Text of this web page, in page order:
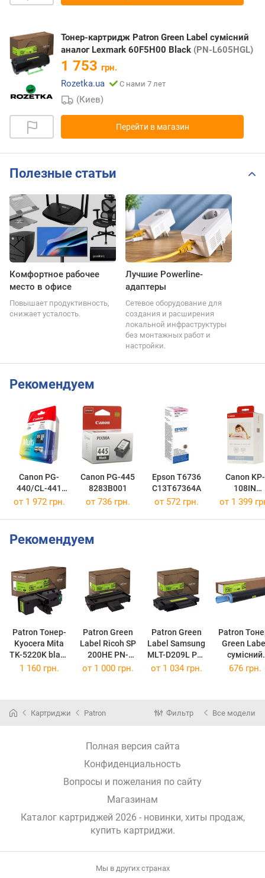
Тонер-картридж Patron Green Label сумісний
аналог Lexmark 60F5H00 Black (PN-L605HGL)
1 753 грн.
Rozetka.ua
С нами 7 лет
(Киев)
Перейти в магазин
Полезные статьи
Комфортное рабочее
место в офисе
Повышает продуктивность,
снижает усталость.
Лучшие Powerline-
адаптеры
Сетевое оборудование для
создания и расширения
локальной инфраструктуры
без монтажных работ и
настройки.
Рекомендуем
Canon PG-
440/CL-441
MULTI
Canon PG-445
8283B001
Epson T6736
C13T67364A
Canon KP-
108IN
3115B001
от 1 972 грн. от 736 грн. от 572 грн. от 1 399
Рекомендуем
Patron Тонер-
Kyocera Mita
TK-5220K black
Green Label
Patron Green
Label Ricoh SP
200HE PN-
SP200HEGL
Patron Green
Label Samsung
MLT-D209L PN-
D209LGL
Patron
Green
сумісний
аналог
1 160 грн. от 1 000 грн. от 1 034 грн. 676 грн.
Картриджи Patron Фильтр Все модели
Полная версия сайта
Конфиденциальность
Вопросы и пожелания по сайту
Магазинам
Каталог картриджей 2026 - новинки, хиты продаж,
купить картриджи.
Мы в других странах